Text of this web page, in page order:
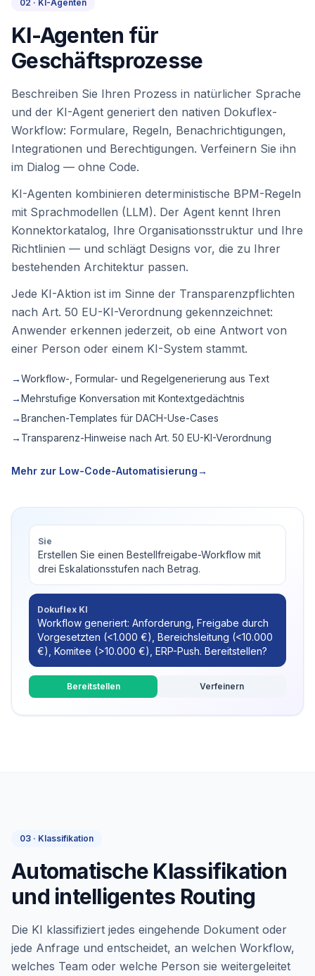
Sie
Erstellen Sie einen Bestellfreigabe-Workflow mit
drei Eskalationsstufen nach Betrag.
Dokuflex KI
Workflow generiert: Anforderung, Freigabe durch
Vorgesetzten (<1.000 €), Bereichsleitung (<10.000
€), Komitee (>10.000 €), ERP-Push. Bereitstellen?
Bereitstellen Verfeinern
02 · KI-Agenten
KI-Agenten für
Geschäftsprozesse
Beschreiben Sie Ihren Prozess in natürlicher Sprache
und der KI-Agent generiert den nativen Dokuflex-
Workflow: Formulare, Regeln, Benachrichtigungen,
Integrationen und Berechtigungen. Verfeinern Sie ihn
im Dialog — ohne Code.
KI-Agenten kombinieren deterministische BPM-Regeln
mit Sprachmodellen (LLM). Der Agent kennt Ihren
Konnektorkatalog, Ihre Organisationsstruktur und Ihre
Richtlinien — und schlägt Designs vor, die zu Ihrer
bestehenden Architektur passen.
Jede KI-Aktion ist im Sinne der Transparenzpflichten
nach Art. 50 EU-KI-Verordnung gekennzeichnet:
Anwender erkennen jederzeit, ob eine Antwort von
einer Person oder einem KI-System stammt.
→Workflow-, Formular- und Regelgenerierung aus Text
→Mehrstufige Konversation mit Kontextgedächtnis
→Branchen-Templates für DACH-Use-Cases
→ Transparenz-Hinweise nach Art. 50 EU-KI-Verordnung
Mehr zur Low-Code-Automatisierung→
03 · Klassifikation
Automatische Klassifikation
und intelligentes Routing
Die KI klassifiziert jedes eingehende Dokument oder
jede Anfrage und entscheidet, an welchen Workflow,
welches Team oder welche Person sie weitergeleitet